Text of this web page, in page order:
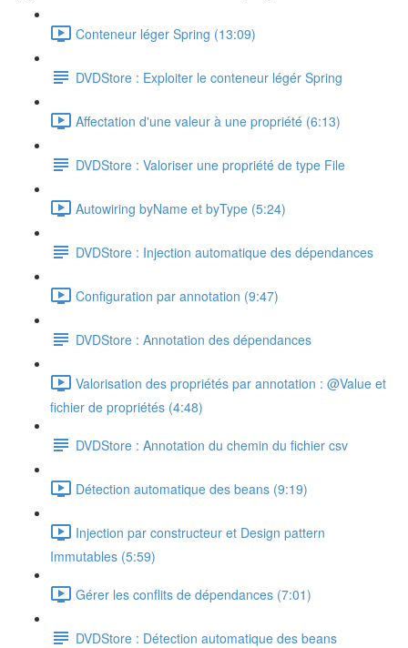
Conteneur léger Spring (13:09)
DVDStore : Exploiter le conteneur légér Spring
Affectation d'une valeur à une propriété (6:13)
DVDStore : Valoriser une propriété de type File
Autowiring byName et byType (5:24)
DVDStore : Injection automatique des dépendances
Configuration par annotation (9:47)
DVDStore : Annotation des dépendances
Valorisation des propriétés par annotation : @Value et
fichier de propriétés (4:48)
DVDStore : Annotation du chemin du fichier csv
Détection automatique des beans (9:19)
Injection par constructeur et Design pattern
Immutables (5:59)
Gérer les conflits de dépendances (7:01)
DVDStore : Détection automatique des beans